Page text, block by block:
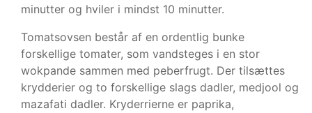
minutter og hviler i mindst 10 minutter.
Tomatsovsen består af en ordentlig bunke
forskellige tomater, som vandsteges i en stor
wokpande sammen med peberfrugt. Der tilsættes
krydderier og to forskellige slags dadler, medjool og
mazafati dadler. Kryderrierne er paprika,